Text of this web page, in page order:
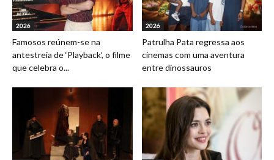
2026
Famosos reúnem-se na
antestreia de ‘Playback’, o filme
que celebra o...
2026
Patrulha Pata regressa aos
cinemas com uma aventura
entre dinossauros